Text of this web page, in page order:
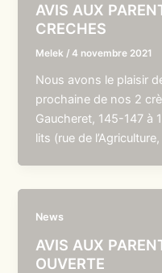
AVIS AUX
CRECHES
Melek /4 novembre 2021
Nous avons le plaisir
prochaine de nos 2
Gaucheret, 145-147 à
lits (rue de
News
AVIS AUX
OUVERTE